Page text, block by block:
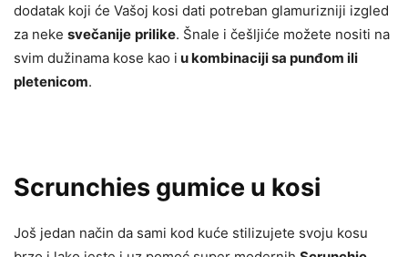
dodatak koji će Vašoj kosi dati potreban glamurizniji izgled
za neke svečanije prilike. Šnale i češljiće možete nositi na
svim dužinama kose kao i u kombinaciji sa punđom ili
pletenicom.
Scrunchies gumice u kosi
Još jedan način da sami kod kuće stilizujete svoju kosu